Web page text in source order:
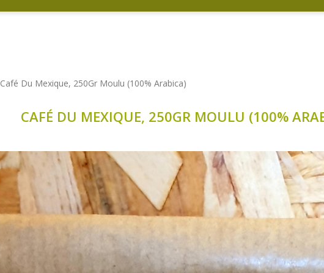
Café Du Mexique, 250Gr Moulu (100% Arabica)
CAFÉ DU MEXIQUE, 250GR MOULU (100%